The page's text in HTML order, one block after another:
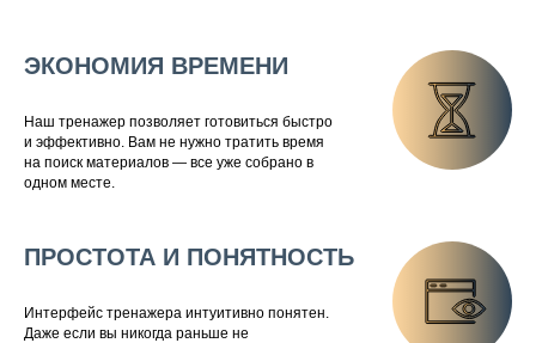
ЭКОНОМИЯ ВРЕМЕНИ
Наш тренажер позволяет готовиться быстро
и эффективно. Вам не нужно тратить время
на поиск материалов — все уже собрано в
одном месте.
ПРОСТОТА И ПОНЯТНОСТЬ
Интерфейс тренажера интуитивно понятен.
Даже если вы никогда раньше не